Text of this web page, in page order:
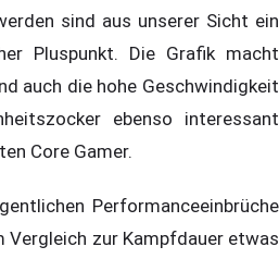
sind aus unserer Sicht ein
Pluspunkt. Die Grafik macht
auch die hohe Geschwindigkeit
ebenso interessant
Core Gamer.
Performanceeinbrüche
Vergleich zur Kampfdauer etwas